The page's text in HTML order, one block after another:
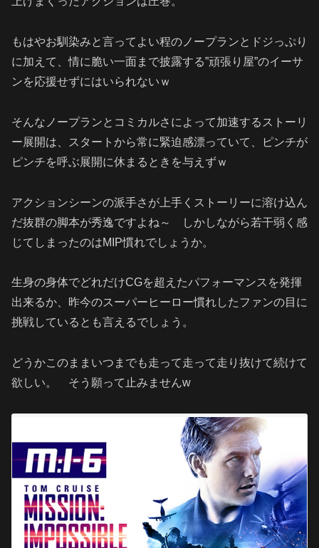
もはやお馴染みと言ってよい程のノープランとドジっぷり
に加えて、情に脆い一面まで披露する”頑張り屋”のイーサ
ンを応援せずにはいられないｗ
そんなノープランとコミカルさによって加速するストーリ
ー展開は、スタートから常に緊迫感漂っていて、ピンチが
ピンチを呼ぶ展開に休まるときを与えずｗ
アクションシーンの派手さが上手くストーリーに溶け込ん
だ抜群の脚本が秀逸ですよね～ しかしながら若干弱く感
じてしまったのはMIP慣れでしょうか。
生身の身体でどれだけCGを超えたパフォーマンスを発揮
出来るか、昨今のスーパーヒーロー慣れしたファンの目に
挑戦しているとも言えるでしょう。
どうかこのままいつまでも走って走って走り抜けて続けて
欲しい。 そう願って止みませんw